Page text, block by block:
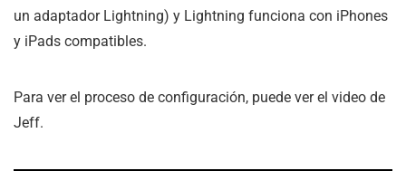
un adaptador Lightning) y Lightning funciona con iPhones
y iPads compatibles.
Para ver el proceso de configuración, puede ver el video de
Jeff.